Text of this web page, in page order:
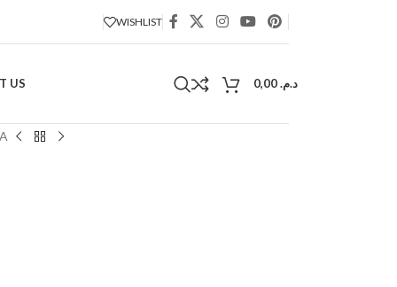
WISHLIST
US د.م.